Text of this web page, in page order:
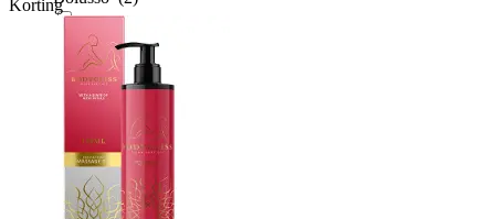
Cabau(1)
(8)
CHI(15)
Korting